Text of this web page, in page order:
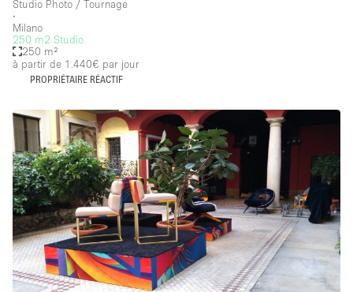
Studio Photo / Tournage
∙
Milano
250 m2 Studio
250 m²
à partir de 1.440€ par jour
PROPRIÉTAIRE RÉACTIF